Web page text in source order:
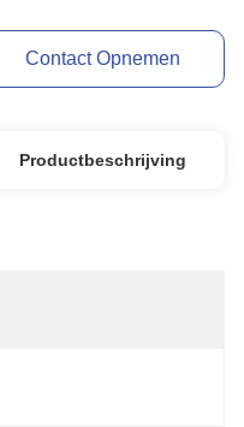
Contact Opnemen
Productbeschrijving